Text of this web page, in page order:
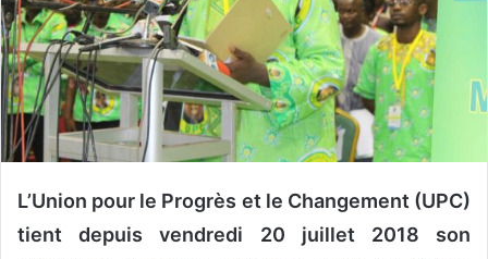
n
c
o
u
r
r
e
L’Union pour le Progrès et le Changement (UPC)
tient depuis vendredi 20 juillet 2018 son